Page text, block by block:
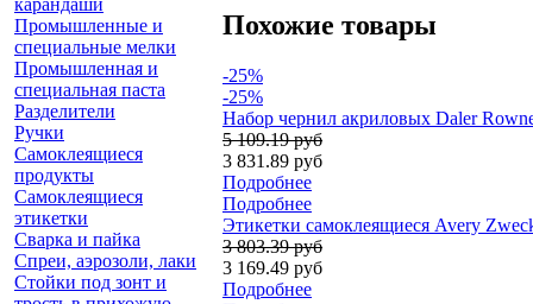
карандаши
Промышленные и
специальные мелки
Промышленная и
специальная паста
Разделители
Ручки
Самоклеящиеся
продукты
Самоклеящиеся
этикетки
Сварка и пайка
Спреи, аэрозоли, лаки
Стойки под зонт и
Похожие товары
-25%
-25%
Набор чернил акриловых Daler
5 109.19 руб
3 831.89 руб
Подробнее
Подробнее
Этикетки самоклеящиеся Avery
3 803.39 руб
3 169.49 руб
Подробнее